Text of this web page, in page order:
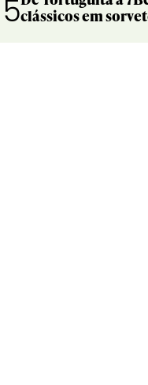
5clássicos em